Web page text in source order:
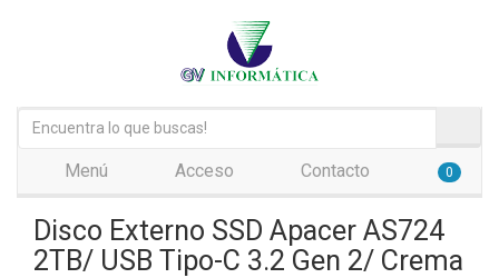
Menú Acceso Contacto 0
Disco Externo SSD Apacer AS724
2TB/ USB Tipo-C 3.2 Gen 2/ Crema